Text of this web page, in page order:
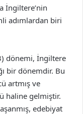
İngiltere’nin
adımlardan biri
dönemi, İngiltere
bir dönemdir. Bu
artmış ve
haline gelmiştir.
edebiyat